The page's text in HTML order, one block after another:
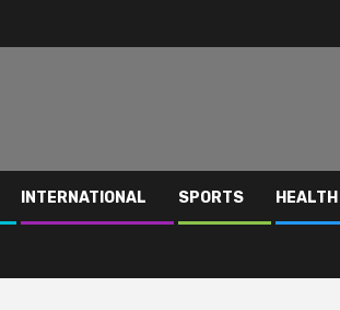
INTERNATIONAL SPORTS HEALTH